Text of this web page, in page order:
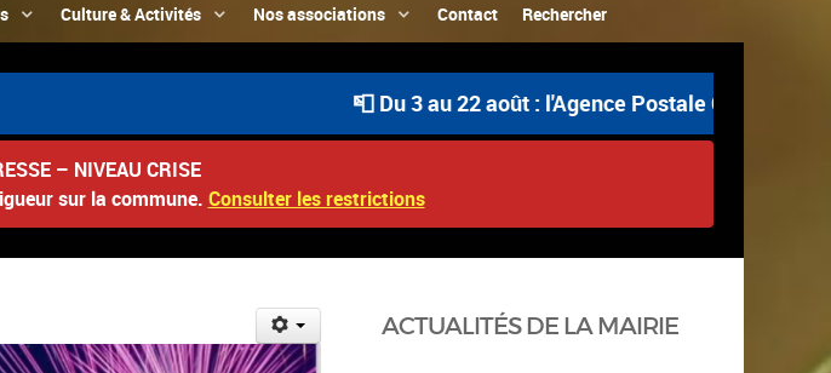
Culture & Activités Nos associations Contact Rechercher
📮 Du 3 au 22 août : l'Agence Postale Communale est
– NIVEAU CRISE
sur la commune. Consulter les restrictions
ACTUALITÉS DE LA MAIRIE